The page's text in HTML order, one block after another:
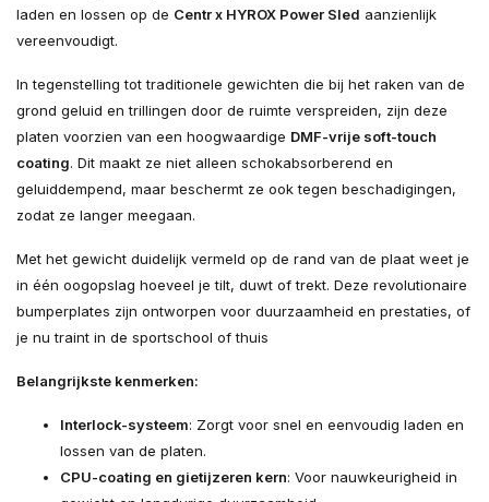
laden en lossen op de Centr x HYROX Power Sled aanzienlijk
vereenvoudigt.
In tegenstelling tot traditionele gewichten die bij het raken van de
grond geluid en trillingen door de ruimte verspreiden, zijn deze
platen voorzien van een hoogwaardige DMF-vrije soft-touch
coating. Dit maakt ze niet alleen schokabsorberend en
geluiddempend, maar beschermt ze ook tegen beschadigingen,
zodat ze langer meegaan.
Met het gewicht duidelijk vermeld op de rand van de plaat weet je
in één oogopslag hoeveel je tilt, duwt of trekt. Deze revolutionaire
bumperplates zijn ontworpen voor duurzaamheid en prestaties, of
je nu traint in de sportschool of thuis
Belangrijkste kenmerken:
Interlock-systeem: Zorgt voor snel en eenvoudig laden en
lossen van de platen.
CPU-coating en gietijzeren kern: Voor nauwkeurigheid in